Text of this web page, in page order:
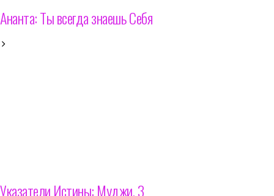
Ананта: Ты всегда знаешь Себя
Указатели Истины: Муджи. 3